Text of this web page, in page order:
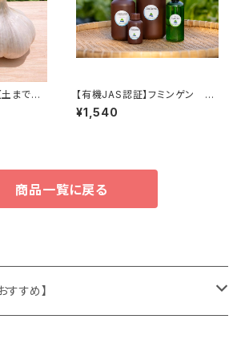
土まで安
】栽培
不使用
【有機JAS認証】フミンゲン 10
0㎖ ※3本まで ※レターパッ
ク発送 【天然由来の活性剤 f
¥1,540
商品一覧に戻る
すすめ】